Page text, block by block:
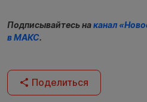
Подписывайтесь наканал
в МАКС.
Поделиться